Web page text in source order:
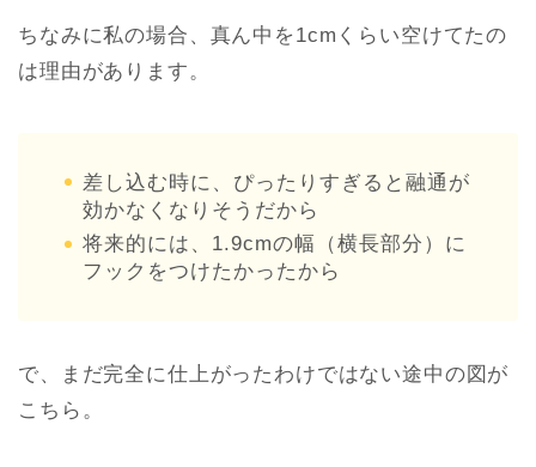
ちなみに私の場合、真ん中を1cmくらい空けてたの
は理由があります。
差し込む時に、ぴったりすぎると融通が
効かなくなりそうだから
将来的には、1.9cmの幅（横長部分）に
フックをつけたかったから
で、まだ完全に仕上がったわけではない途中の図が
こちら。